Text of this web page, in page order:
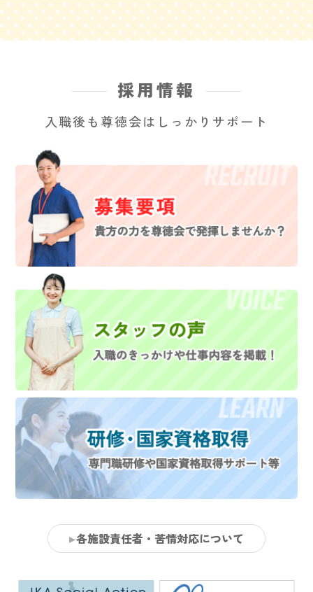
採用情報
入職後も尊徳会はしっかりサポート
各施設責任者・苦情対応について